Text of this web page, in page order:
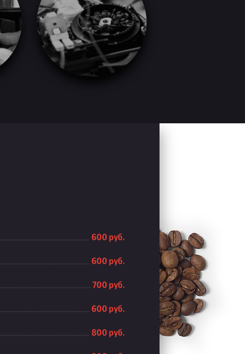
600 руб.
600 руб.
700 руб.
600 руб.
800 руб.